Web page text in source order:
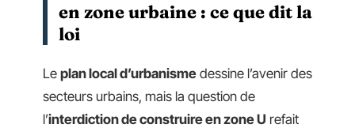
en zone urbaine : ce que dit la
loi
Le plan local d’urbanisme dessine l’avenir des
secteurs urbains, mais la question de
l’interdiction de construire en zone U refait